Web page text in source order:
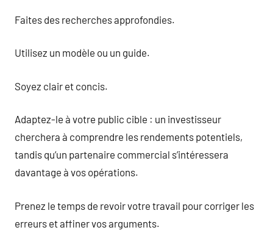
Faites des recherches approfondies.
Utilisez un modèle ou un guide.
Soyez clair et concis.
Adaptez-le à votre public cible : un investisseur
cherchera à comprendre les rendements potentiels,
tandis qu’un partenaire commercial s’intéressera
davantage à vos opérations.
Prenez le temps de revoir votre travail pour corriger les
erreurs et affiner vos arguments.